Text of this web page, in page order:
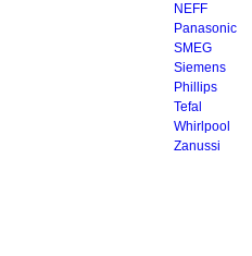
NEFF
Panasonic
SMEG
Siemens
Phillips
Tefal
Whirlpool
Zanussi